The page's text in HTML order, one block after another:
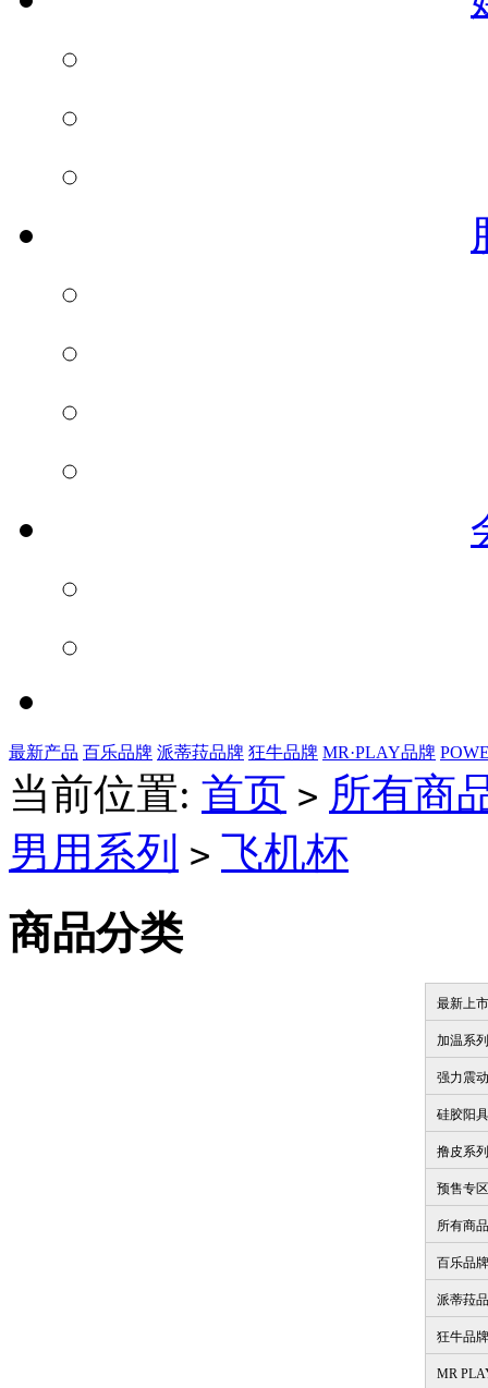
最新产品 百乐品牌 派蒂菈品牌 狂牛品牌 MR·PLAY品牌
当前位置: 首页 > 所有商
男用系列 > 飞机杯
商品分类
最新上市
加温系列
强力震动
硅胶阳具
撸皮系列
预售专区
所有商品
百乐品牌
派蒂菈
狂牛品牌
MR